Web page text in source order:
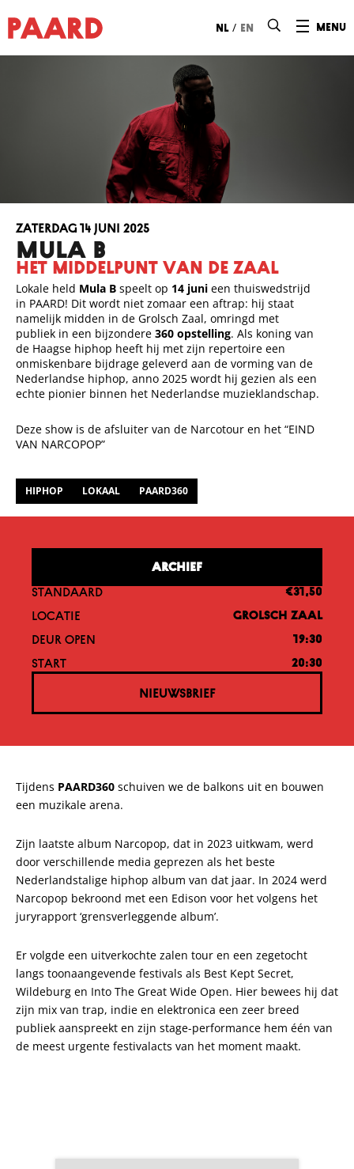
menu
nl / en
MULA B
Het middelpunt van de zaal
zaterdag 14 juni 2025
Lokale held Mula B speelt op 14 juni een thuiswedstrijd
in PAARD! Dit wordt niet zomaar een aftrap: hij staat
namelijk midden in de Grolsch Zaal, omringd met
publiek in een bijzondere 360 opstelling. Als koning van
de Haagse hiphop heeft hij met zijn repertoire een
onmiskenbare bijdrage geleverd aan de vorming van de
Nederlandse hiphop, anno 2025 wordt hij gezien als een
echte pionier binnen het Nederlandse muzieklandschap.
Deze show is de afsluiter van de Narcotour en het “EIND
VAN NARCOPOP”
HIPHOP LOKAAL PAARD360
ARCHIEF
STANDAARD €31,50
LOCATIE GROLSCH ZAAL
DEUR OPEN 19:30
START 20:30
NIEUWSBRIEF
Tijdens PAARD360 schuiven we de balkons uit en bouwen
een muzikale arena.
Zijn laatste album Narcopop, dat in 2023 uitkwam, werd
door verschillende media geprezen als het beste
Nederlandstalige hiphop album van dat jaar. In 2024 werd
Narcopop bekroond met een Edison voor het volgens het
juryrapport ‘grensverleggende album’.
Er volgde een uitverkochte zalen tour en een zegetocht
langs toonaangevende festivals als Best Kept Secret,
Wildeburg en Into The Great Wide Open. Hier bewees hij dat
zijn mix van trap, indie en elektronica een zeer breed
publiek aanspreekt en zijn stage-performance hem één van
de meest urgente festivalacts van het moment maakt.